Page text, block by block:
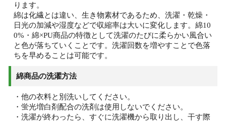
ります。
綿は化繊とは違い、生き物素材であるため、洗濯・乾燥・
日光の加減や湿度などで収縮率は大いに変化します。綿10
0%・綿×PU商品の特徴として洗濯のたびに柔らかい風合い
と色が落ちていくことです。洗濯回数を増やすことで色落
ちを早めることは可能です。
綿商品の洗濯方法
・他の衣料と別洗いしてください。
・蛍光増白剤配合の洗剤は使用しないでください。
・洗濯が終わったら、すぐに洗濯機から取り出し、干す際